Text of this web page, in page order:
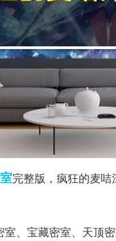
完整版，疯狂的麦
室、宝藏密室、天顶